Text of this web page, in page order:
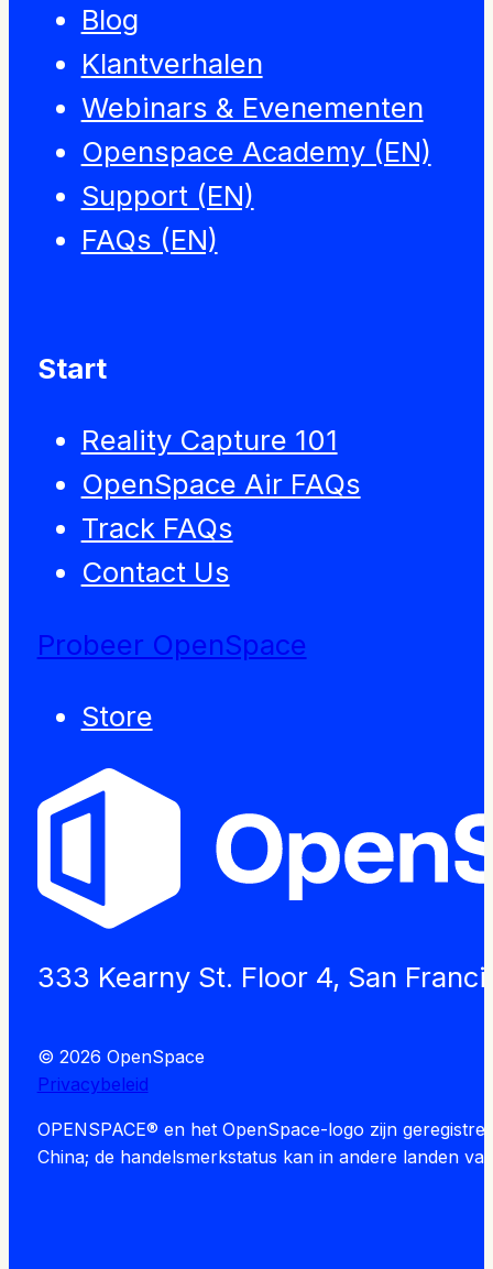
Blog
Klantverhalen
Webinars & Evenementen
Openspace Academy (EN)
Support (EN)
FAQs (EN)
Start
Reality Capture 101
OpenSpace Air FAQs
Track FAQs
Contact Us
Probeer OpenSpace
Store
333 Kearny St. Floor 4, San
© 2026 OpenSpace
Privacybeleid
OPENSPACE® en het OpenSpace-logo zijn
China; de handelsmerkstatus kan in andere landen